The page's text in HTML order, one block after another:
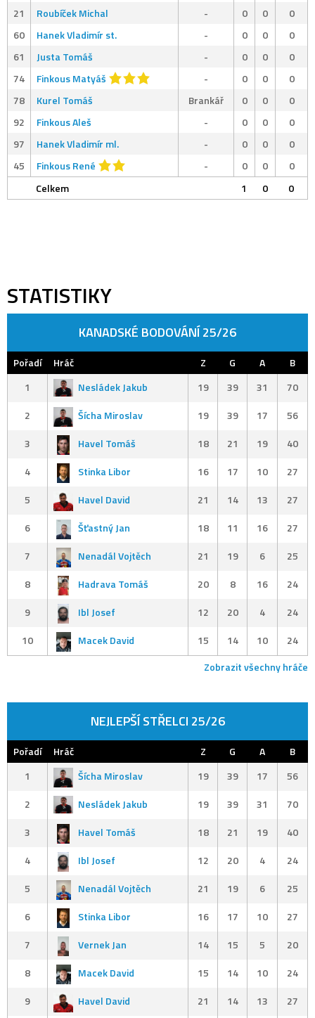
21 Roubíček Michal - 0 0
0
60
Hanek Vladimír st. - 0 0
0
61
Justa Tomáš - 0 0
0
74
Finkous Matyáš - 0 0
0
78
Kurel Tomáš Brankář 0 0
0
92
Finkous Aleš - 0 0
0
97
Hanek Vladimír ml. - 0 0
0
45
Finkous René - 0 0
0
Celkem
1 0 0
STATISTIKY
KANADSKÉ BODOVÁNÍ 25/26
Pořadí Hráč Z G A
B
1
Nesládek Jakub 19 39 31
70
2
Šícha Miroslav 19 39 17
56
3
Havel Tomáš 18 21 19
40
4
Stinka Libor 16 17 10
27
5
Havel David 21 14 13
27
6
Šťastný Jan 18 11 16
27
7
Nenadál Vojtěch 21 19 6
25
8
Hadrava Tomáš 20 8 16
24
9
Ibl Josef 12 20 4
24
10
Macek David 15 14 10
24
Zobrazit všechny hráče
NEJLEPŠÍ STŘELCI 25/26
Pořadí Hráč Z G A
B
1
Šícha Miroslav 19 39 17
56
2
Nesládek Jakub 19 39 31
70
3
Havel Tomáš 18 21 19
40
4
Ibl Josef 12 20 4
24
5
Nenadál Vojtěch 21 19 6
25
6
Stinka Libor 16 17 10
27
7
Vernek Jan 14 15 5
20
8
Macek David 15 14 10
24
9
Havel David 21 14 13
27